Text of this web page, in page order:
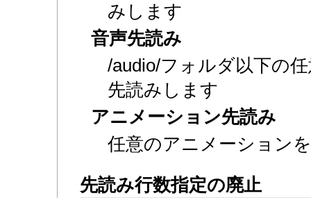
みします
音声先読み
/audio/フォルダ以下の
先読みします
アニメーション先読み
任意のアニメーション
先読み行数指定の廃止